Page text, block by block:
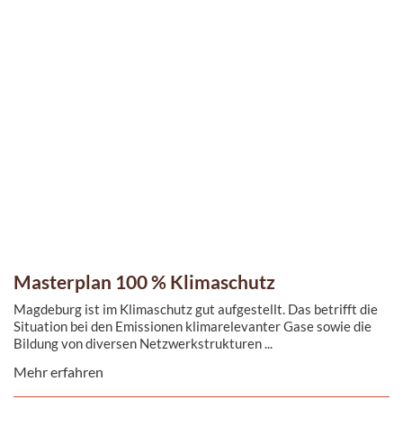
Masterplan 100 % Klimaschutz
Magdeburg ist im Klimaschutz gut aufgestellt. Das betrifft die
Situation bei den Emissionen klimarelevanter Gase sowie die
Bildung von diversen Netzwerkstrukturen ...
Mehr erfahren